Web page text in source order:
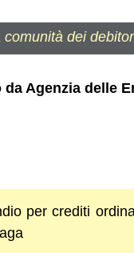
comunità dei
Agenzia delle
per crediti